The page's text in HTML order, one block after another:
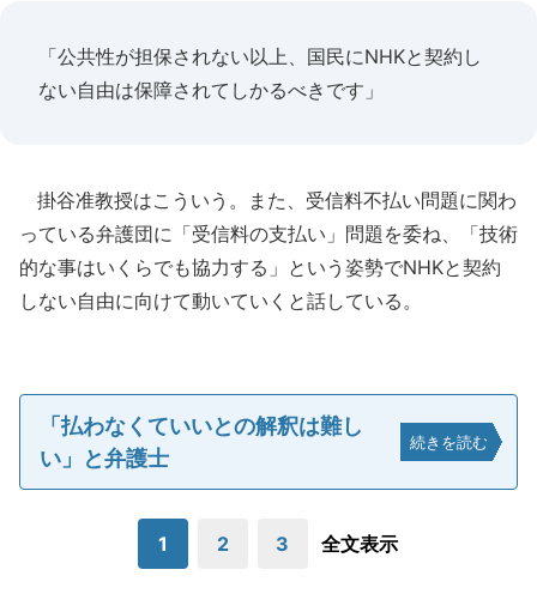
「公共性が担保されない以上、国民にNHKと契約し
ない自由は保障されてしかるべきです」
掛谷准教授はこういう。また、受信料不払い問題に関わ
っている弁護団に「受信料の支払い」問題を委ね、「技術
的な事はいくらでも協力する」という姿勢でNHKと契約
しない自由に向けて動いていくと話している。
「払わなくていいとの解釈は難し
い」と弁護士
続きを読む
1 2 3 全文表示